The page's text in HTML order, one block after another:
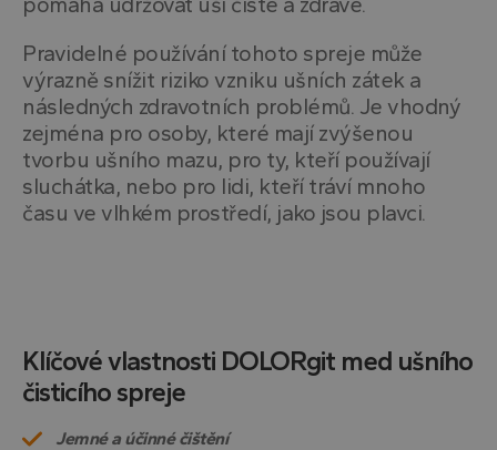
Pravidelné používání tohoto spreje může
výrazně snížit riziko vzniku ušních zátek a
následných zdravotních problémů. Je vhodný
zejména pro osoby, které mají zvýšenou
tvorbu ušního mazu, pro ty, kteří používají
sluchátka, nebo pro lidi, kteří tráví mnoho
času ve vlhkém prostředí, jako jsou plavci.
Klíčové vlastnosti DOLORgit med ušního
čisticího spreje
Jemné a účinné čištění